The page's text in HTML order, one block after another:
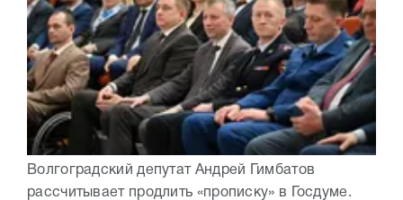
Волгоградский депутат Андрей Гимбатов
рассчитывает продлить «прописку» в Госдуме.